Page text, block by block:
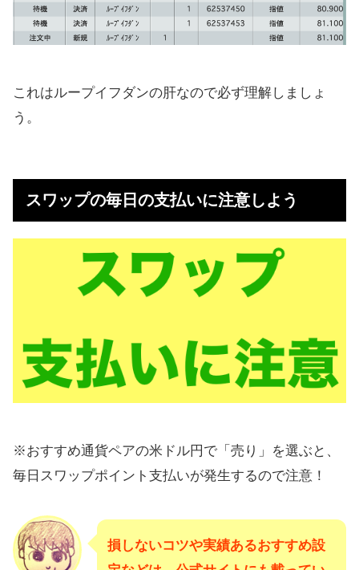
これはループイフダンの肝なので必ず理解しましょ
う。
スワップの毎日の支払いに注意しよう
※おすすめ通貨ペアの米ドル円で「売り」を選ぶと、
毎日スワップポイント支払いが発生するので注意！
損しないコツや実績あるおすすめ設